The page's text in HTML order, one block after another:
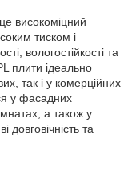
високоміцний
тиском і
вологостійкості та
плити ідеально
так і у комерційних
у фасадних
а також у
довговічність та